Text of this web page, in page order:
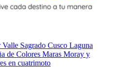
Valle Sagrado Cusco Laguna
de Colores Maras Moray y
en cuatrimoto